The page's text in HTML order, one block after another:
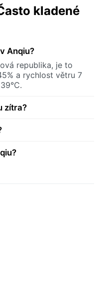
kladené
Anqiu?
republika, je to
a rychlost větru 7
zítra?